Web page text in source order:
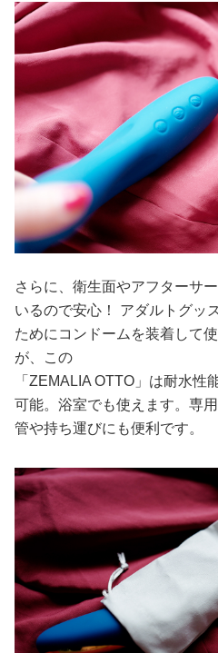
さらに、衛生面やアフターサ
いるので安心！ アダルトグッ
ためにコンドームを装着して
が、この
「ZEMALIA OTTO」は耐水性
可能。浴室でも使えます。専
管や持ち運びにも便利です。